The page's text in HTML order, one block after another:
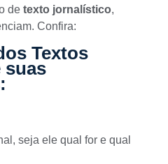
de texto jornalístico,
Confira:
Textos
suas
seja ele qual for e qual